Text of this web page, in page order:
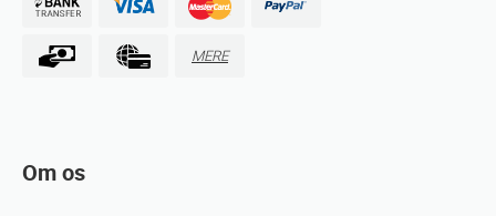
MERE
Om os